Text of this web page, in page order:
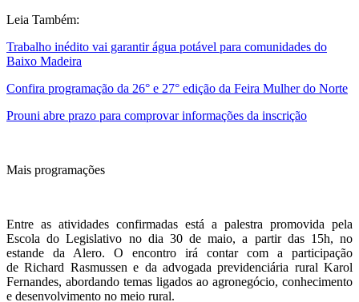
Leia Também:
Trabalho inédito vai garantir água potável para comunidades do
Baixo Madeira
Confira programação da 26° e 27° edição da Feira Mulher do Norte
Prouni abre prazo para comprovar informações da inscrição
Mais programações
Entre as atividades confirmadas está a palestra promovida pela
Escola do Legislativo no dia 30 de maio, a partir das 15h, no
estande da Alero. O encontro irá contar com a participação
de Richard Rasmussen e da advogada previdenciária rural Karol
Fernandes, abordando temas ligados ao agronegócio, conhecimento
e desenvolvimento no meio rural.